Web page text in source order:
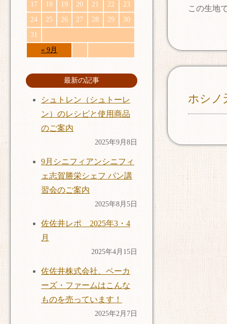
この生地
ホシ
« 9月
17
18 19 20 21 22
23
24
25 26 27 28 29
30
31
最新の記事
シュトレン（シュトーレ
ン）のレシピと使用商品
のご案内
2025年9月8日
9月シニフィアンシニフィ
ェ志賀勝栄シェフ パン講
習会のご案内
2025年8月5日
佐佐井レポ 2025年3・4
月
2025年4月15日
佐佐井株式会社、ベーカ
ーズ・ファームはこんな
ものを売っています！
2025年2月7日